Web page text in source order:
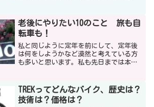
ない。ではどうやってそんなバイクを入
手したかを紹介しますね。
老後にやりたい10のこと 旅も自
転車も！
私と同じように定年を前にして、定年後
は何をしようかなど漠然と考えている方
も多いと思います。私も先日までは本当
出してみました。すると、漠然だった老
後が楽しみな老後になって、どうお金を
工面するかな等考えるようになりまし
TREKってどんなバイク、歴史は？
技術は？価格は？